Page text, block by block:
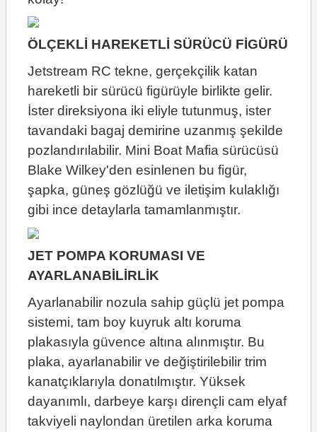
ÖLÇEKLİ HAREKETLİ SÜRÜCÜ FİGÜRÜ
Jetstream RC tekne, gerçekçilik katan
hareketli bir sürücü figürüyle birlikte gelir.
İster direksiyona iki eliyle tutunmuş, ister
tavandaki bagaj demirine uzanmış şekilde
pozlandırılabilir. Mini Boat Mafia sürücüsü
Blake Wilkey'den esinlenen bu figür,
şapka, güneş gözlüğü ve iletişim kulaklığı
gibi ince detaylarla tamamlanmıştır.
JET POMPA KORUMASI VE
AYARLANABİLİRLİK
Ayarlanabilir nozula sahip güçlü jet pompa
sistemi, tam boy kuyruk altı koruma
plakasıyla güvence altına alınmıştır. Bu
plaka, ayarlanabilir ve değiştirilebilir trim
kanatçıklarıyla donatılmıştır. Yüksek
dayanımlı, darbeye karşı dirençli cam elyaf
takviyeli naylondan üretilen arka koruma